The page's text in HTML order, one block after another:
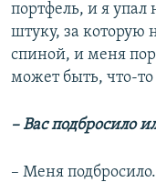
портфель, и я упал
штуку, за которую
спиной, и меня
может быть, что-
– Вас подбросило
– Меня